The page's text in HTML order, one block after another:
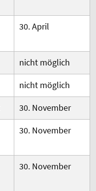
30. April
nicht möglich
nicht möglich
30. November
30. November
30. November